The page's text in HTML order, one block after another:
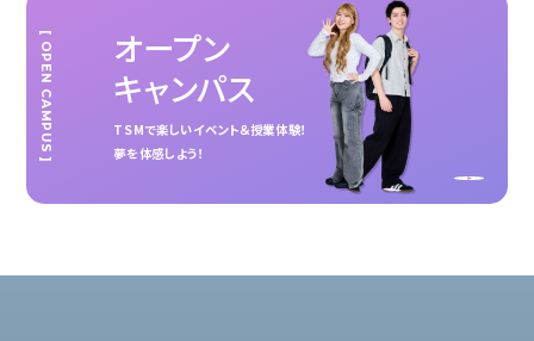
オープン
キャンパス
TSMで楽しいイベント＆授業体験！
夢を体感しよう！
[ OPEN CAMPUS ]